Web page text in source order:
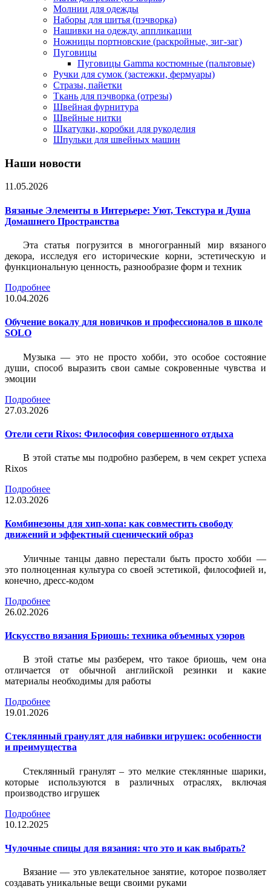
Молнии для одежды
Наборы для шитья (пэчворка)
Нашивки на одежду, аппликации
Ножницы портновские (раскройные, зиг-заг)
Пуговицы
Пуговицы Gamma костюмные (пальтовые)
Ручки для сумок (застежки, фермуары)
Стразы, пайетки
Ткань для пэчворка (отрезы)
Швейная фурнитура
Швейные нитки
Шкатулки, коробки для рукоделия
Шпульки для швейных машин
Наши новости
11.05.2026
Вязаные Элементы в Интерьере: Уют, Текстура и Душа
Домашнего Пространства
Эта статья погрузится в многогранный мир вязаного
декора, исследуя его исторические корни, эстетическую и
функциональную ценность, разнообразие форм и техник
Подробнее
10.04.2026
Обучение вокалу для новичков и профессионалов в школе
SOLO
Музыка — это не просто хобби, это особое состояние
души, способ выразить свои самые сокровенные чувства и
эмоции
Подробнее
27.03.2026
Отели сети Rixos: Философия совершенного отдыха
В этой статье мы подробно разберем, в чем секрет успеха
Rixos
Подробнее
12.03.2026
Комбинезоны для хип-хопа: как совместить свободу
движений и эффектный сценический образ
Уличные танцы давно перестали быть просто хобби —
это полноценная культура со своей эстетикой, философией и,
конечно, дресс-кодом
Подробнее
26.02.2026
Искусство вязания Бриошь: техника объемных узоров
В этой статье мы разберем, что такое бриошь, чем она
отличается от обычной английской резинки и какие
материалы необходимы для работы
Подробнее
19.01.2026
Стеклянный гранулят для набивки игрушек: особенности
и преимущества
Стеклянный гранулят – это мелкие стеклянные шарики,
которые используются в различных отраслях, включая
производство игрушек
Подробнее
10.12.2025
Чулочные спицы для вязания: что это и как выбрать?
Вязание — это увлекательное занятие, которое позволяет
создавать уникальные вещи своими руками